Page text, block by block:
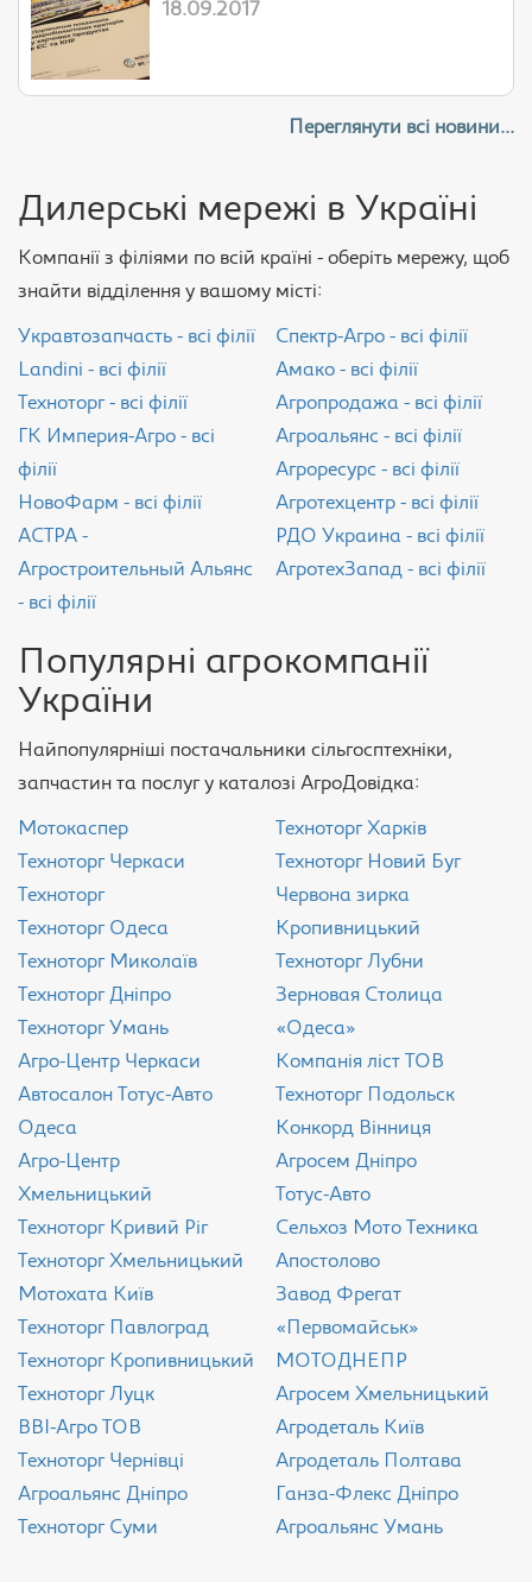
18.09.2017
Переглянути всі новини...
Дилерські мережі в Україні
Компанії з філіями по всій країні - оберіть мережу, щоб
знайти відділення у вашому місті:
Укравтозапчасть - всі філії
Landini - всі філії
Техноторг - всі філії
ГК Империя-Агро - всі
філії
НовоФарм - всі філії
АСТРА -
Агростроительный Альянс
- всі філії
Спектр-Агро - всі філії
Амако - всі філії
Агропродажа - всі філії
Агроальянс - всі філії
Агроресурс - всі філії
Агротехцентр - всі філії
РДО Украина - всі філії
АгротехЗапад - всі філії
Популярні агрокомпанії
України
Найпопулярніші постачальники сільгосптехніки,
запчастин та послуг у каталозі АгроДовідка:
Мотокаспер
Техноторг Черкаси
Техноторг
Техноторг Одеса
Техноторг Миколаїв
Техноторг Дніпро
Техноторг Умань
Агро-Центр Черкаси
Aвтосалон Тотус-Авто
Одеса
Агро-Центр
Хмельницький
Техноторг Кривий Ріг
Техноторг Хмельницький
Мотохата Київ
Техноторг Павлоград
Техноторг Кропивницький
Техноторг Луцк
ВВІ-Агро ТОВ
Техноторг Чернівці
Агроальянс Дніпро
Техноторг Суми
Техноторг Харків
Техноторг Новий Буг
Червона зирка
Кропивницький
Техноторг Лубни
Зерновая Столица
«Одеса»
Компанія ліст ТОВ
Техноторг Подольск
Конкорд Вінниця
Агросем Дніпро
Тотус-Авто
Сельхоз Мото Техника
Апостолово
Завод Фрегат
«Первомайськ»
МОТОДНЕПР
Агросем Хмельницький
Агродеталь Київ
Агродеталь Полтава
Ганза-Флекс Дніпро
Агроальянс Умань